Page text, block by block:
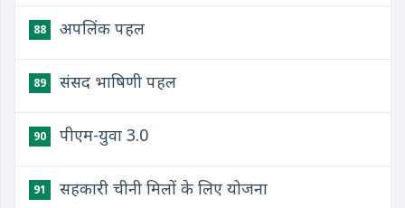
88 ​अपलिंक पहल
89 ​संसद भाषिणी पहल
90 ​पीएम-युवा 3.0
91 ​सहकारी चीनी मिलों के लिए योजना